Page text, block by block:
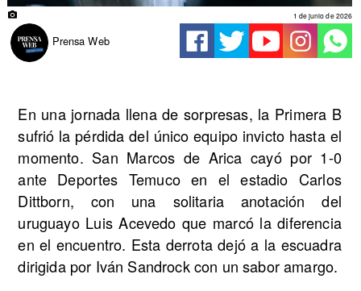
Prensa Web
1 de junio de 2026
En una jornada llena de sorpresas, la Primera B
sufrió la pérdida del único equipo invicto hasta el
momento. San Marcos de Arica cayó por 1-0
ante Deportes Temuco en el estadio Carlos
Dittborn, con una solitaria anotación del
uruguayo Luis Acevedo que marcó la diferencia
en el encuentro. Esta derrota dejó a la escuadra
dirigida por Iván Sandrock con un sabor amargo.